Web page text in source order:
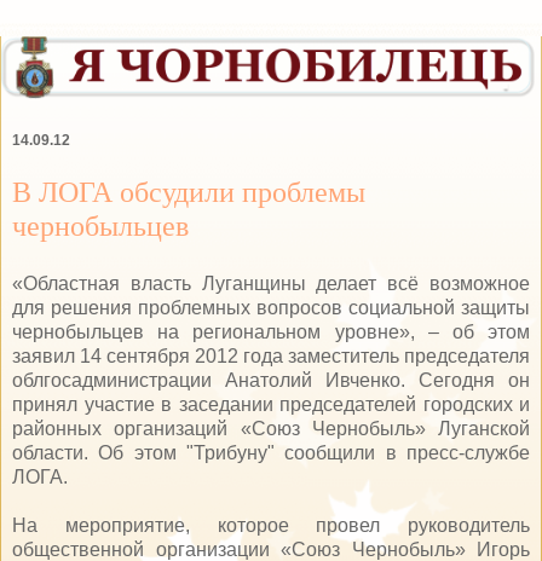
14.09.12
В ЛОГА обсудили проблемы
чернобыльцев
«Областная власть Луганщины делает всё возможное
для решения проблемных вопросов социальной защиты
чернобыльцев на региональном уровне», – об этом
заявил 14 сентября 2012 года заместитель председателя
облгосадминистрации Анатолий Ивченко. Сегодня он
принял участие в заседании председателей городских и
районных организаций «Союз Чернобыль» Луганской
области. Об этом "Трибуну" сообщили в пресс-службе
ЛОГА.
На мероприятие, которое провел руководитель
общественной организации «Союз Чернобыль» Игорь